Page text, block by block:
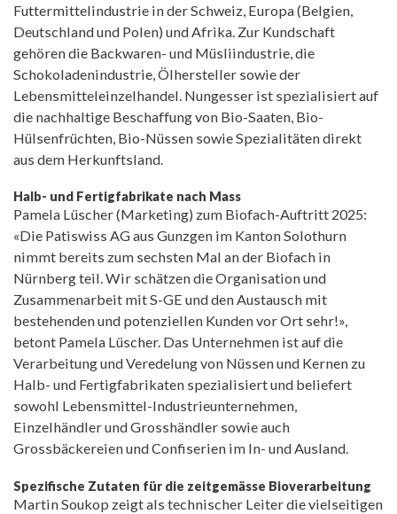
Futtermittelindustrie in der Schweiz, Europa (Belgien,
Deutschland und Polen) und Afrika. Zur Kundschaft
gehören die Backwaren- und Müsliindustrie, die
Schokoladenindustrie, Ölhersteller sowie der
Lebensmitteleinzelhandel. Nungesser ist spezialisiert auf
die nachhaltige Beschaffung von Bio-Saaten, Bio-
Hülsenfrüchten, Bio-Nüssen sowie Spezialitäten direkt
aus dem Herkunftsland.
Halb- und Fertigfabrikate nach Mass
Pamela Lüscher (Marketing) zum Biofach-Auftritt 2025:
«Die Patiswiss AG aus Gunzgen im Kanton Solothurn
nimmt bereits zum sechsten Mal an der Biofach in
Nürnberg teil. Wir schätzen die Organisation und
Zusammenarbeit mit S-GE und den Austausch mit
bestehenden und potenziellen Kunden vor Ort sehr!»,
betont Pamela Lüscher. Das Unternehmen ist auf die
Verarbeitung und Veredelung von Nüssen und Kernen zu
Halb- und Fertigfabrikaten spezialisiert und beliefert
sowohl Lebensmittel-Industrieunternehmen,
Einzelhändler und Grosshändler sowie auch
Grossbäckereien und Confiserien im In- und Ausland.
Spezifische Zutaten für die zeitgemässe Bioverarbeitung
Martin Soukop zeigt als technischer Leiter die vielseitigen